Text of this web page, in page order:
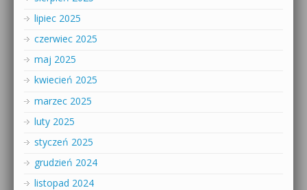
lipiec 2025
czerwiec 2025
maj 2025
kwiecień 2025
marzec 2025
luty 2025
styczeń 2025
grudzień 2024
listopad 2024